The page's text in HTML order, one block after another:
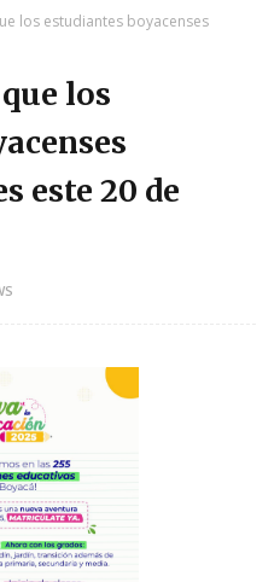
los estudiantes boyacenses
los
este 20 de